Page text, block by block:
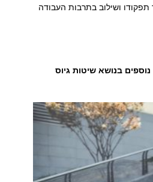
ושילוב בתרבות העבודה
בנושא שיטות גיוס